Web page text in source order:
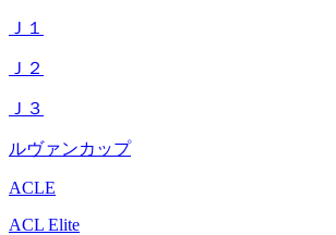
Ｊ１
Ｊ２
Ｊ３
ルヴァンカップ
ACLE
ACL Elite